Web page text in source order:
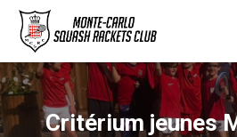
Critérium jeunes